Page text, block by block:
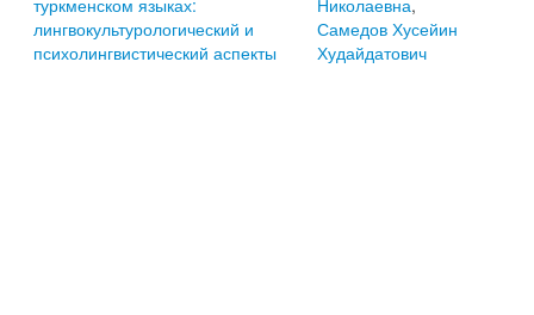
туркменском языках:
лингвокультурологический и
психолингвистический аспекты
Николаевна,
Самедов Хусейин
Худайдатович